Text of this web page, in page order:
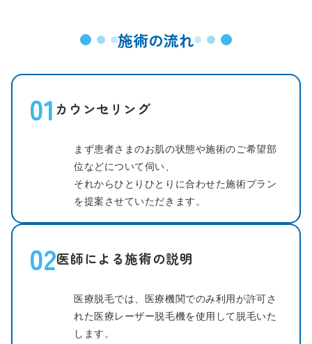
施術の流れ
01 カウンセリング
まず患者さまのお肌の状態や施術のご希望部
位などについて伺い、
それからひとりひとりに合わせた施術プラン
を提案させていただきます。
02医師による施術の説明
医療脱毛では、医療機関でのみ利用が許可さ
れた医療レーザー脱毛機を使用して脱毛いた
します。